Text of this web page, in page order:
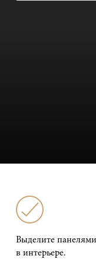
Выделите
в интерьере.